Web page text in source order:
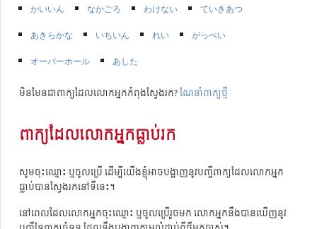
かいいん なかごろ わけない
ていきあつ
あきらかな
いちいん れい
がっぺい
オーバーホール
あした
មិនមែនជាពាក្យដែលលោកអ្នកកំពុងស្វែងរក?ណែនាំពាក្យថ្មី
ពាក្យដែលលោកអ្នកធ្លាប់រក
សូមចុះឈ្មោះ ឬចូលប្រើ ដើម្បីយើងខ្ញុំអាចបង្ហាញនូវបញ្ជីពាក្យដែលលោកអ្នក
ធ្លាប់បានស្វែងរកនៅទីនេះ។
នៅពេលដែលលោកអ្នកចុះឈ្មោះ ឬចូលប្រើរួចមក លោកអ្នកនឹងបានឃើញនូវ